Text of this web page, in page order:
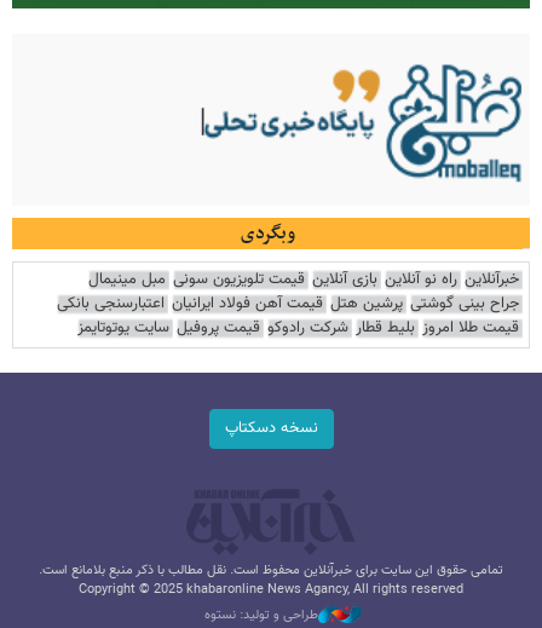
وبگردی
خبرآنلاین راه نو آنلاین بازی آنلاین قیمت تلویزیون سونی مبل مینیمال
جراح بینی گوشتی پرشین هتل قیمت آهن فولاد ایرانیان اعتبارسنجی بانکی
قیمت طلا امروز بلیط قطار شرکت رادوکو قیمت پروفیل سایت یوتوتایمز
نسخه دسکتاپ
تمامی حقوق این سایت برای خبرآنلاین محفوظ است. نقل مطالب با ذکر منبع بلامانع است.
Copyright © 2025 khabaronline News Agancy, All rights reserved
طراحی و تولید: نستوه